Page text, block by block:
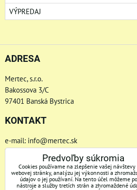
VÝPREDAJ
ADRESA
Mertec, s.r.o.
Bakossova 3/C
97401 Banská Bystrica
KONTAKT
e-mail: info@mertec.sk
Telefón: +421 48-4800 791
Predvoľby súkromia
Cookies používame na zlepšenie vašej
webovej stránky, analýzu jej výkonnosti a
údajov o jej používaní. Na tento účel môžeme
nástroje a služby tretích strán a zhromaždené